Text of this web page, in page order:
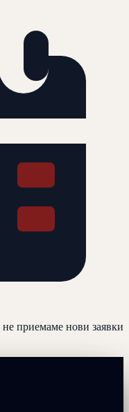
не приемаме нови заявки